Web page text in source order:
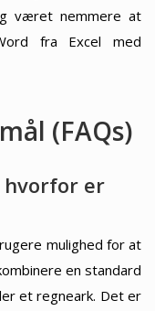
været nemmere at
fra Excel med
(FAQs)
hvorfor er
mulighed for at
en standard
et regneark. Det er